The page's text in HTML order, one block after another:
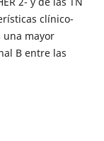
clínico-
una mayor
B entre las